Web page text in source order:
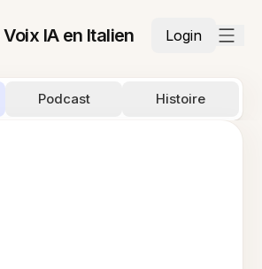
IA en Italien Login
Podcast Histoire